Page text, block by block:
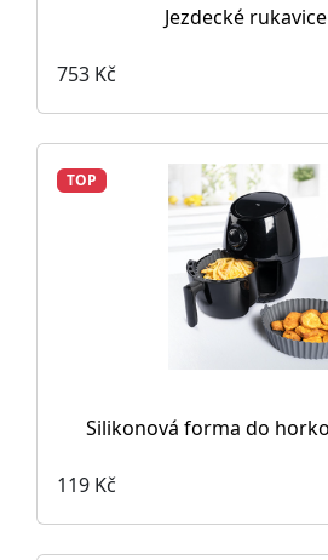
Jezdecké
753 Kč
TOP
Silikonová forma do
119 Kč